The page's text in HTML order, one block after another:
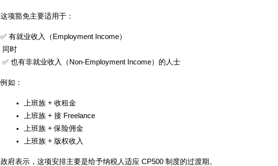
这项豁免主要适用于：
✅ 有就业收入（Employment Income）
同时
✅ 也有非就业收入（Non-Employment Income）的人士
例如：
上班族 + 收租金
上班族 + 接 Freelance
上班族 + 保险佣金
上班族 + 版权收入
政府表示，这项安排主要是给予纳税人适应 CP500 制度的过渡期。